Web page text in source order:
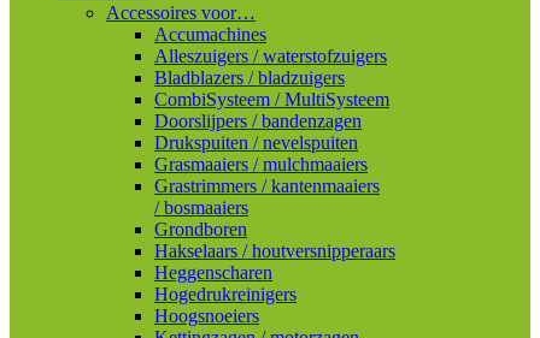
Accessoires voor…
Accumachines
Alleszuigers / waterstofzuigers
Bladblazers / bladzuigers
CombiSysteem / MultiSysteem
Doorslijpers / bandenzagen
Drukspuiten / nevelspuiten
Grasmaaiers / mulchmaaiers
Grastrimmers / kantenmaaiers
/ bosmaaiers
Grondboren
Hakselaars / houtversnipperaars
Heggenscharen
Hogedrukreinigers
Hoogsnoeiers